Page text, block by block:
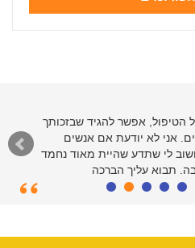
הטיפול, אפשר להגיד שבזכותך
אני לא יודעת אם אנשים
לי שתדע שהיית מאוד נחמד
תבוא עליך הברכה